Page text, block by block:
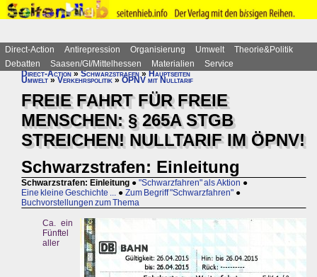
Direct-Action Antirepression Organisierung Umwelt
Theorie&Politik
Debatten
Saasen/GI/Mittelhessen Materialien
Service
Direct-Action»Schwarzstrafen»Hauptseiten
Umwelt » Verkehrspolitik » ÖPNV mit Nulltarif
FREIE FAHRT FÜR FREIE
MENSCHEN: § 265A STGB
STREICHEN! NULLTARIF IM ÖPNV!
Schwarzstrafen: Einleitung
Schwarzstrafen: Einleitung ● "Schwarzfahren" als Aktion ●
Eine kleine Geschichte ... ● Zum Begriff "Schwarzfahren" ●
Buchvorstellungen zum Thema
Ca. ein
Fünftel
aller